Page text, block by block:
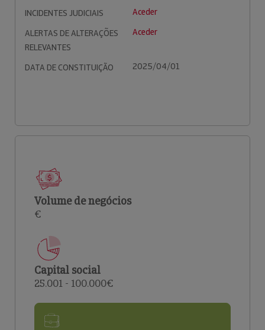
INCIDENTES JUDICIAIS
Aceder
ALERTAS DE ALTERAÇÕES
RELEVANTES
Aceder
DATA DE CONSTITUIÇÃO 2025/04/01
Volume de negócios
€
Capital social
25.001 - 100.000€